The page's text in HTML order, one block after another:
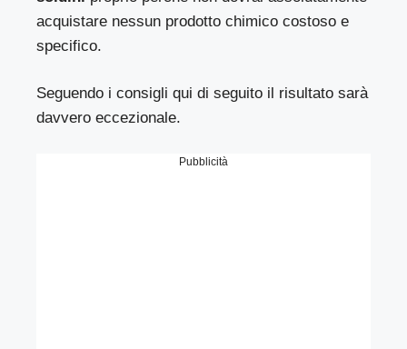
acquistare nessun prodotto chimico costoso e
specifico.
Seguendo i consigli qui di seguito il risultato sarà
davvero eccezionale.
Pubblicità